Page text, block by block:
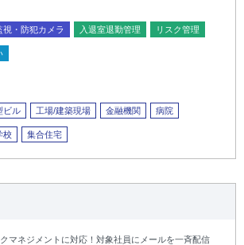
視・防犯カメラ 入退室退勤管理 リスク管理
ビル 工場/建築現場 金融機関 病院
校 集合住宅
マネジメントに対応！対象社員にメールを一斉配信